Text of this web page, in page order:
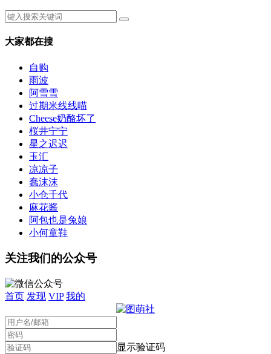
大家都在搜
自购
雨波
阿雪雪
过期米线线喵
Cheese奶酪坏了
桜井宁宁
星之迟迟
玉汇
凉凉子
蠢沫沫
小仓千代
麻花酱
阿包也是兔娘
小何童鞋
关注我们的公众号
首页 发现 VIP 我的
显示验证码